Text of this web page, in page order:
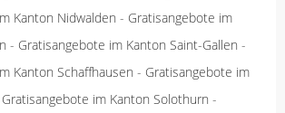
Kanton Nidwalden - Gratisangebote im
- Gratisangebote im Kanton Saint-Gallen -
Kanton Schaffhausen - Gratisangebote im
Gratisangebote im Kanton Solothurn -